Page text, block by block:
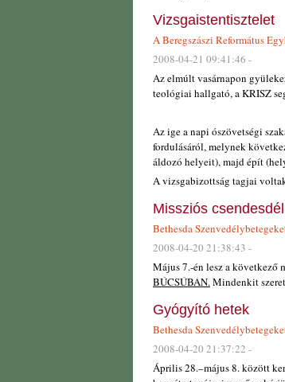
Vizsgaistentisztelet
A Beregszászi Református
2008-04-21 09:41:46 -
Az elmúlt vasárnapon
teológiai hallgató, a KRISZ
Az ige a napi ószövetségi
fordulásáról, melynek
áldozó helyeit), majd épít
A vizsgabizottság tagjai
Missziós
Bethesda
2008-04-20 21:38:43 -
Május 7.-én lesz a következő
BÚCSÚBAN.Mindenkit
Gyógyító hetek
Bethesda
2008-04-20 21:37:22 -
Április 28.–május 8. között